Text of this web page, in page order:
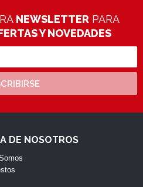
NEWSLETTER PARA
Y NOVEDADES
DE NOSOTROS